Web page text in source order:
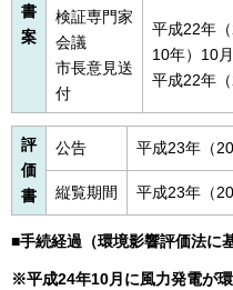
書
案
検証専門家
会議
市長意見送
付
平成22年
10年）10
平成22年
評
価
書
公告 平成23年（
縦覧期間 平成23年（
■手続経過（環境影響評価法に
※平成24年10月に風力発電が